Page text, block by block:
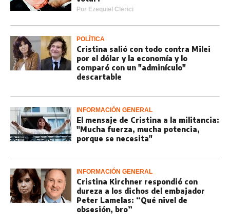
Por Ezequiel Clerici
POLÍTICA
Cristina salió con todo contra Milei
por el dólar y la economía y lo
comparó con un "adminículo"
descartable
INFORMACIÓN GENERAL
El mensaje de Cristina a la militancia:
"Mucha fuerza, mucha potencia,
porque se necesita"
INFORMACIÓN GENERAL
Cristina Kirchner respondió con
dureza a los dichos del embajador
Peter Lamelas: “Qué nivel de
obsesión, bro”